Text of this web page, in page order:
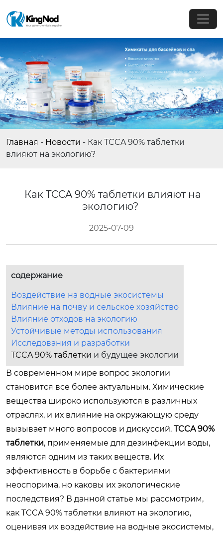
Главная - Новости - Как TCCA 90% таблетки
влияют на экологию?
Как TCCA 90% таблетки влияют на
экологию?
2025-07-09
содержание
Воздействие на водные экосистемы
Влияние на почву и сельское хозяйство
Влияние отходов на экологию
Устойчивые методы использования
Исследования и разработки
TCCA 90% таблетки и будущее экологии
В современном мире вопрос экологии
становится все более актуальным. Химические
вещества широко используются в различных
отраслях, и их влияние на окружающую среду
вызывает много вопросов и дискуссий. TCCA 90%
таблетки, применяемые для дезинфекции воды,
являются одним из таких веществ. Их
эффективность в борьбе с бактериями
неоспорима, но каковы их экологические
последствия? В данной статье мы рассмотрим,
как TCCA 90% таблетки влияют на экологию,
оценивая их воздействие на водные экосистемы,